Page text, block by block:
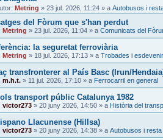
Metring » 23 jul. 2026, 11:24 » a Autobusos i
del Fòrum que s'han perdut
Metring » 23 jul. 2026, 11:04 » a Comunicats del
la seguretat ferroviària
Metring » 18 jul. 2026, 17:13 » a Trobades i
transfronterer al País Basc (Irun/
m.h.t. » 11 jul. 2026, 17:10 » a Ferrocarril en general
transport públic Catalunya 1982
victor273 » 20 juny 2026, 14:50 » a Història del
Llacunense (Hillsa)
victor273 » 20 juny 2026, 14:38 » a Autobusos i